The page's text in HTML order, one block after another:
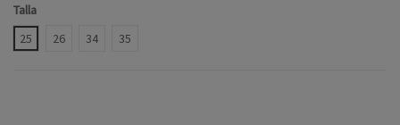
Talla
25
26 34 35